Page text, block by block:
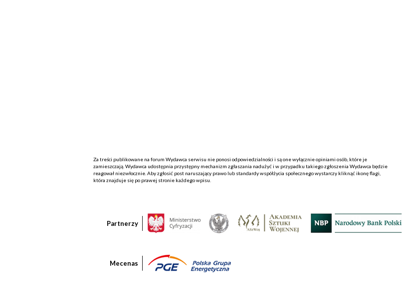
Za treści publikowane na forum Wydawca serwisu nie ponosi odpowiedzialności i są one wyłącznie opiniami osób, które je
zamieszczają. Wydawca udostępnia przystępny mechanizm zgłaszania nadużyć i w przypadku takiego zgłoszenia Wydawca będzie
reagował niezwłocznie. Aby zgłosić post naruszający prawo lub standardy współżycia społecznego wystarczy kliknąć ikonę flagi,
która znajduje się po prawej stronie każdego wpisu.
Partnerzy
Mecenas